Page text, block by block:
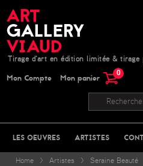
Tirage d'art en édition limitée & tirage
Mon Compte Mon panier 0
LES OEUVRES ARTISTES
Home > Artistes > Seraine Beauté